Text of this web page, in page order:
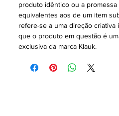
produto idêntico ou a
equivalentes aos de um item
refere-se a uma direção criativa
que o produto em questão é
exclusiva da marca Klauk.